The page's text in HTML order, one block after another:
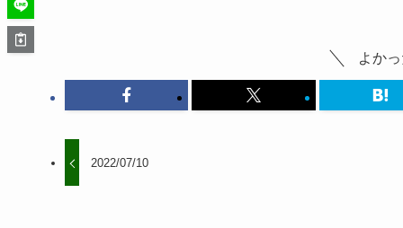
よか
2022/07/10